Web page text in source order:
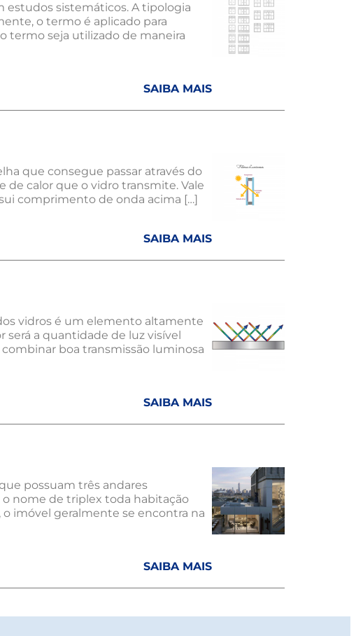
sistemáticos. A tipologia
o termo é aplicado para
termo seja utilizado de maneira
SAIBA MAIS
que consegue passar através do
calor que o vidro transmite. Vale
comprimento de onda acima […]
SAIBA MAIS
vidros é um elemento altamente
a quantidade de luz visível
boa transmissão luminosa
SAIBA MAIS
possuam três andares
o nome de triplex toda habitação
imóvel geralmente se encontra na
SAIBA MAIS